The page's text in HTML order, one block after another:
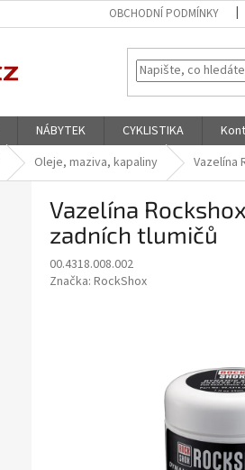
OBCHODNÍ PODMÍNKY
NÁBYTEK CYKLISTIKA
Oleje, maziva, kapaliny Vazelína
Vazelína
zadních tlumičů
00.4318.008.002
Značka: RockShox